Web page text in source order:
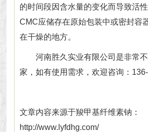
的时间段因含水量的变化而导致活
CMC应储存在原始包装中或密封容
在干燥的地方。
河南胜久实业有限公司是非常
家 ，如有使用需求，欢迎咨询：
文章内容来源于羧甲基纤维素钠：
http://www.lyfdhg.com/